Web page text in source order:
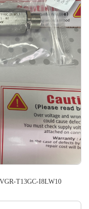
T13GC-I8LW10